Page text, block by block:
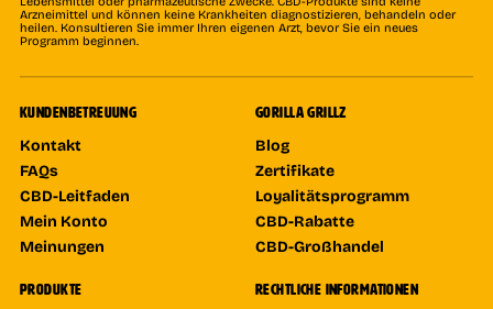
Arzneimittel und können keine Krankheiten diagnostizieren, behandeln oder
heilen. Konsultieren Sie immer Ihren eigenen Arzt, bevor Sie ein neues
Programm beginnen.
KUNDENBETREUUNG
Kontakt
FAQs
CBD-Leitfaden
Mein Konto
Meinungen
GORILLA GRILLZ
Blog
Zertifikate
Loyalitätsprogramm
CBD-Rabatte
CBD-Großhandel
PRODUKTE RECHTLICHE INFORMATIONEN